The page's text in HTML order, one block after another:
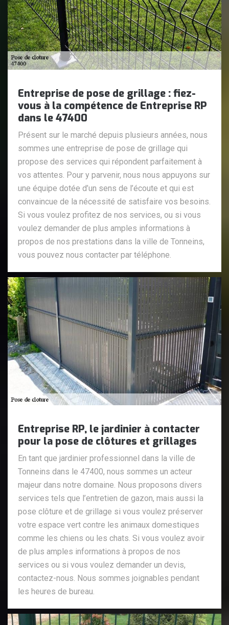
Entreprise de pose de grillage : fiez-
vous à la compétence de Entreprise RP
dans le 47400
Présent sur le marché depuis plusieurs années, nous
sommes une entreprise de pose de grillage qui
propose des services qui répondent parfaitement à
vos attentes. Pour y parvenir, nous nous appuyons sur
une équipe dotée d’un sens de l’écoute et qui est
convaincue de la nécessité de satisfaire vos besoins.
Si vous voulez profitez de nos services, ou si vous
voulez demander de plus amples informations à
propos de nos prestations dans la ville de Tonneins,
vous pouvez nous contacter par téléphone.
Entreprise RP, le jardinier à contacter
pour la pose de clôtures et grillages
En tant que jardinier professionnel dans la ville de
Tonneins dans le 47400, nous sommes un acteur
majeur dans notre domaine. Nous proposons divers
services tels que l’entretien de gazon, mais aussi la
pose clôture et de grillage si vous voulez préserver
votre espace vert contre les animaux domestiques
comme les chiens ou les chats. Si vous voulez avoir
de plus amples informations à propos de nos
services ou si vous voulez demander un devis,
contactez-nous. Nous sommes joignables pendant
les heures de bureau.